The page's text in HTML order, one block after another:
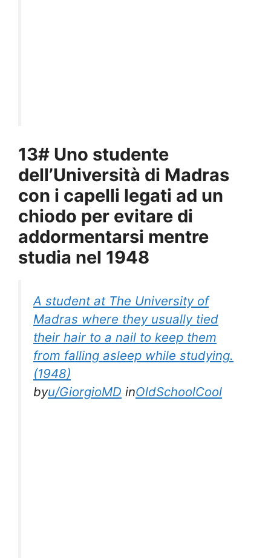
13# Uno studente
dell’Università di Madras
con i capelli legati ad un
chiodo per evitare di
addormentarsi mentre
studia nel 1948
A student at The University of
Madras where they usually tied
their hair to a nail to keep them
from falling asleep while studying.
(1948)
byu/GiorgioMD inOldSchoolCool